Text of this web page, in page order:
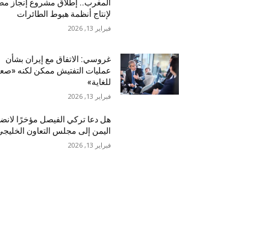
المغرب.. إطلاق مشروع إنجاز
لإنتاج أنظمة هبوط الطائرات
فبراير 13, 2026
غروسي: الاتفاق مع إيران بشأن
عمليات التفتيش ممكن لكنه
للغاية»
فبراير 13, 2026
هل دعا تركي الفيصل مؤخرًا
اليمن إلى مجلس التعاون
فبراير 13, 2026